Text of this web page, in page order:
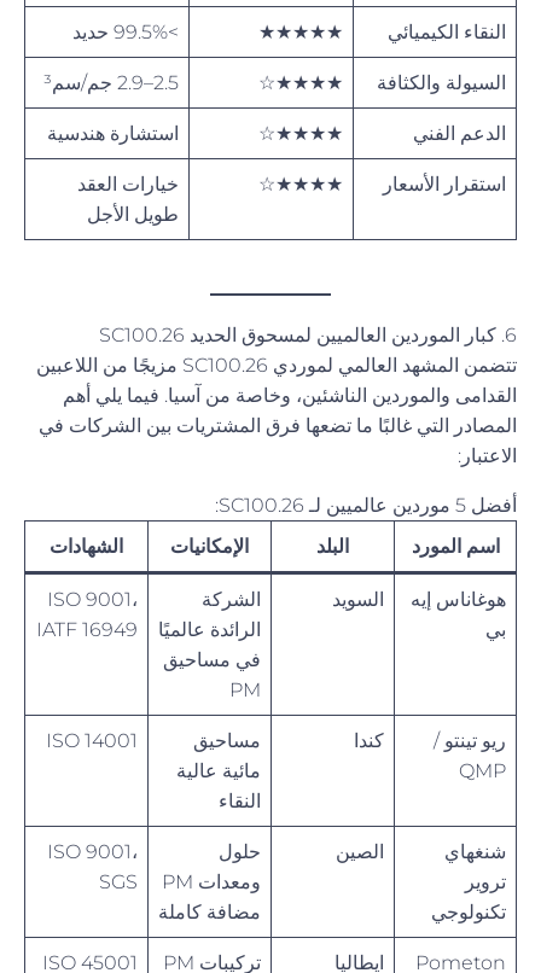
النقاء الكيميائي ★★★★★ >99.5% حديد
السيولة والكثافة ★★★★☆ 2.5–2.9 جم/سم³
الدعم الفني ★★★★☆ استشارة هندسية
استقرار الأسعار ★★★★☆
خيارات العقد
طويل الأجل
6. كبار الموردين العالميين لمسحوق الحديد SC100.26
تتضمن المشهد العالمي لموردي SC100.26 مزيجًا من اللاعبين
القدامى والموردين الناشئين، وخاصة من آسيا. فيما يلي أهم
المصادر التي غالبًا ما تضعها فرق المشتريات بين الشركات في
الاعتبار:
أفضل 5 موردين عالميين لـ SC100.26:
اسم المورد
البلد الإمكانيات الشهادات
هوغاناس إيه
بي
السويد
الشركة
الرائدة عالميًا
في مساحيق
PM
ISO 9001،
IATF 16949
ريو تينتو /
QMP
كندا
مساحيق
مائية عالية
النقاء
ISO 14001
شنغهاي
تروير
تكنولوجي
الصين
حلول
ومعدات PM
مضافة كاملة
ISO 9001،
SGS
Pometon ايطاليا تركيبات PM ISO 45001